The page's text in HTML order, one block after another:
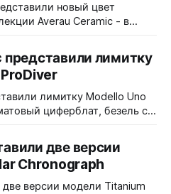
новый цвет
Averau Ceramic - в
из матовой чёрной
Сапфировое стекло с
заводная головка,
(BioVeg из
лимитку
лимитку Modello Uno
стандарту MIL-STD-
VH31A
ремешке
две версии
Chronograph
версии модели Titanium